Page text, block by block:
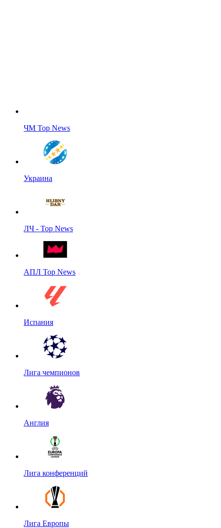
ЧМ Top News
Украина
ЛЧ - Top News
АПЛ Top News
Испания
Лига чемпионов
Англия
Лига конференций
Лига Европы